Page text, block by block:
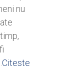
nu
Citeste